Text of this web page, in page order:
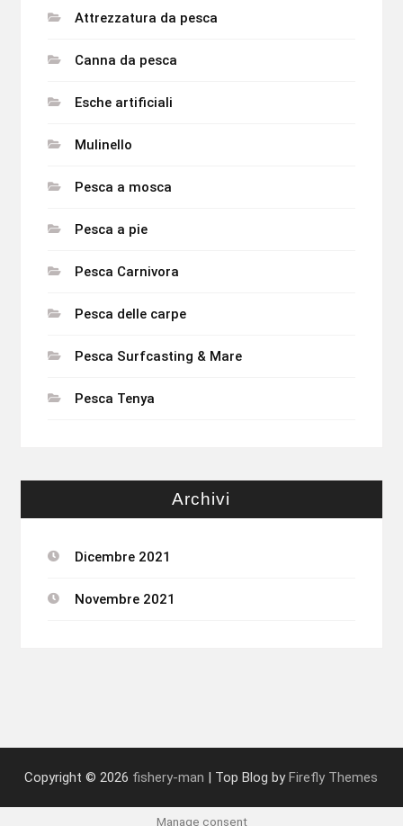
Attrezzatura da pesca
Canna da pesca
Esche artificiali
Mulinello
Pesca a mosca
Pesca a pie
Pesca Carnivora
Pesca delle carpe
Pesca Surfcasting & Mare
Pesca Tenya
Archivi
Dicembre 2021
Novembre 2021
Copyright © 2026 fishery-man | Top Blog byFirefly Themes
Manage consent